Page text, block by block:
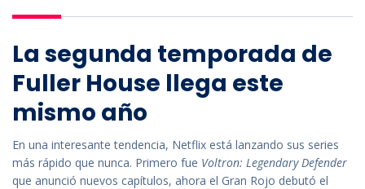
La segunda temporada de
Fuller House llega este
mismo año
En una interesante tendencia, Netflix está lanzando sus series
más rápido que nunca. Primero fue Voltron: Legendary Defender
que anunció nuevos capítulos, ahora el Gran Rojo debutó el